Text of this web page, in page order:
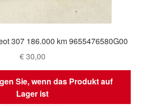
307 186.000 km 9655476580G00
€30,00
Sie, wenn das Produkt auf
Lager ist